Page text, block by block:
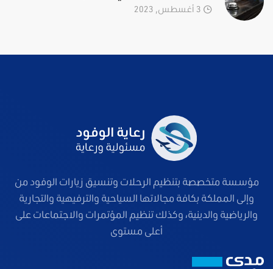
مؤسسة متخصصة بتنظيم الرحلات وتنسيق زيارات الوفود من
وإلى المملكة بكافة مجالاتها السياحية والترفيهية والتجارية
والرياضية والدينية، وكذلك تنظيم المؤتمرات والاجتماعات على
أعلى مستوى